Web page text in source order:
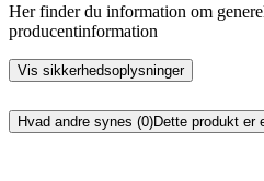
Her finder du information om
producentinformation
Vis sikkerhedsoplysninger
Hvad andre synes (0)Dette produkt er